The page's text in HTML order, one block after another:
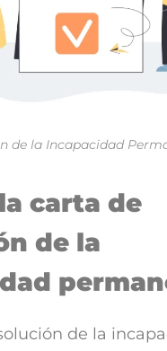
de la Incapacidad
carta de
de la
de la